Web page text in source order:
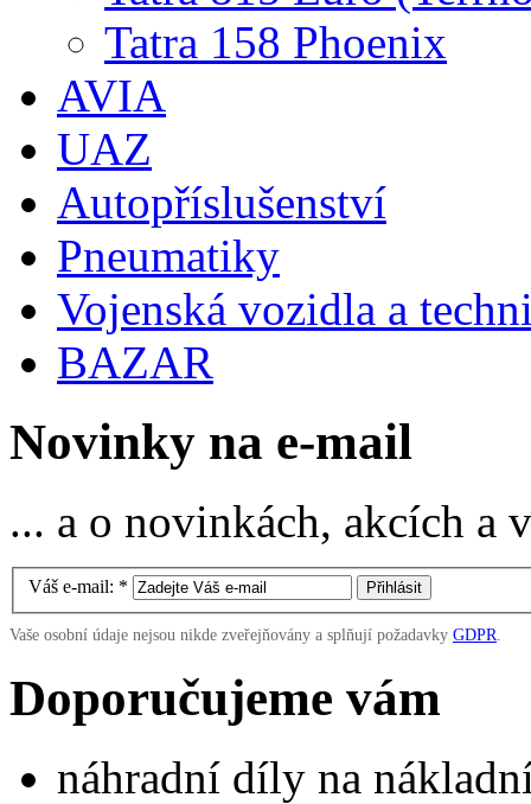
Tatra 158 Phoenix
AVIA
UAZ
Autopříslušenství
Pneumatiky
Vojenská vozidla a
BAZAR
Novinky na e-mail
... a o novinkách, akcích
Váš e-mail: *
Vaše osobní údaje nejsou nikde zveřejňovány a splňují požadavky GDPR.
Doporučujeme vám
náhradní díly na